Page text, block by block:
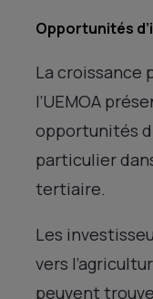
Opportunités
La croissance
l’UEMOA
opportunités
particulier
tertiaire.
Les
vers
peuvent